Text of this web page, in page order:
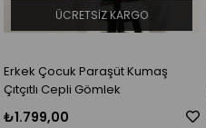
Erkek Çocuk Paraşüt Kumaş
Çıtçıtlı Cepli Gömlek
₺1.799,00
ÜCRETSIZ KARGO